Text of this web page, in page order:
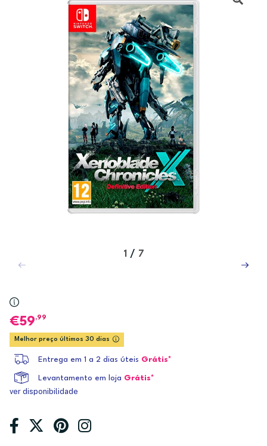
1 / 7
59,99
Melhor preço últimos 30 dias
Entrega em 1 a 2 dias úteis Grátis*
Levantamento em loja Grátis*
ver disponibilidade